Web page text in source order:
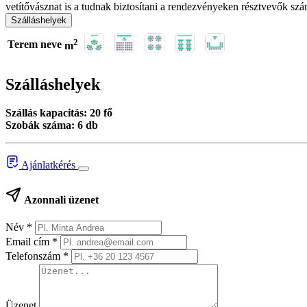
vetítővásznat is a tudnak biztosítani a rendezvényeken résztvevők
Szálláshelyek
Terem neve m2
Szálláshelyek
Szállás kapacitás: 20 fő
Szobák száma: 6 db
Ajánlatkérés
Azonnali üzenet
Név *
Email cím *
Telefonszám *